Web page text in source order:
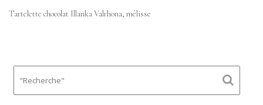
Tartelette chocolat Illanka Valrhona, mélisse